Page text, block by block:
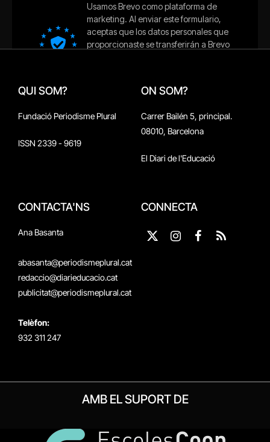
QUI SOM?
Fundació Periodisme Plural
ISSN 2339 - 9619
ON SOM?
Carrer Bailén 5, principal.
08010, Barcelona
El Diari de l'Educació
CONTACTA'NS
Ana Basanta
abasanta@periodismeplural.cat
redaccio@diarieducacio.cat
publicitat@periodismeplural.cat
Telèfon:
932 311 247
CONNECTA
X
Instagram
Facebook
RSS
AMB EL SUPORT DE